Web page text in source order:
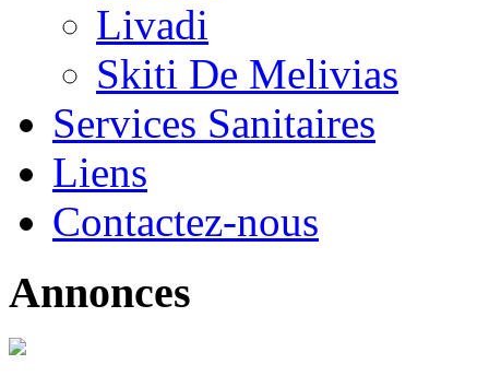
Livadi
Skiti De Melivias
Services Sanitaires
Liens
Contactez-nous
Annonces